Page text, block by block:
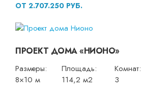
ОТ 2.707.250 РУБ.
ПРОЕКТ ДОМА «НИОНО»
Размеры:
8×10 м
Площадь:
114,2 м2
Комнат:
3